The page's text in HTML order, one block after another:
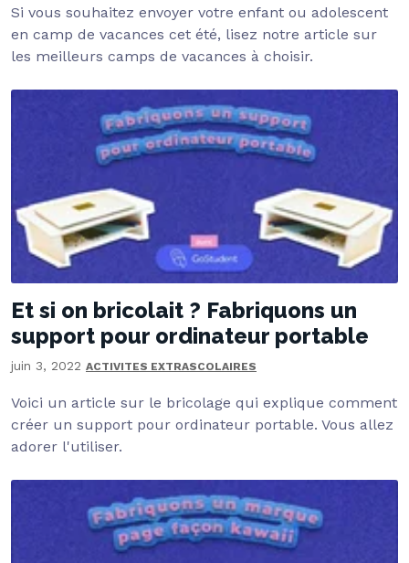
Si vous souhaitez envoyer votre enfant ou adolescent
en camp de vacances cet été, lisez notre article sur
les meilleurs camps de vacances à choisir.
Et si on bricolait ? Fabriquons un
support pour ordinateur portable
juin 3, 2022 ACTIVITES EXTRASCOLAIRES
Voici un article sur le bricolage qui explique comment
créer un support pour ordinateur portable. Vous allez
adorer l'utiliser.